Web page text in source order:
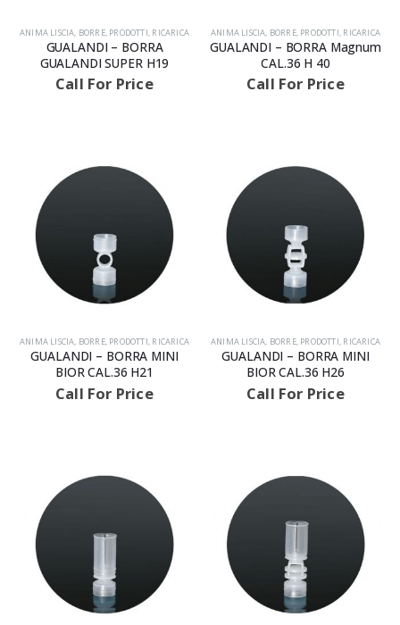
ANIMA LISCIA BORRE, PRODOTTI RICARICA
GUALANDI – BORRA
GUALANDI SUPER H19
Call For Price
ANIMA LISCIA BORRE, PRODOTTI RICARICA
GUALANDI – BORRA Magnum
CAL.36 H 40
Call For Price
ANIMA LISCIA, BORRE, PRODOTTI, RICARICA
GUALANDI – BORRA MINI
BIOR CAL.36 H21
Call For Price
ANIMA LISCIA, BORRE, PRODOTTI, RICARICA
GUALANDI – BORRA MINI
BIOR CAL.36 H26
Call For Price